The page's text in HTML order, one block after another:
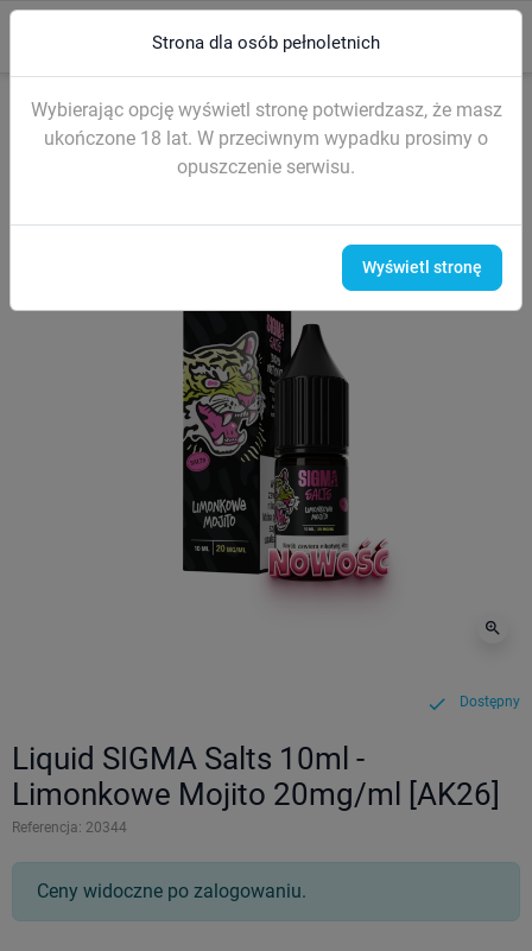
search
Strona główna LIQUIDY (sól nikotynowa) Liquidy SIGMA Salt 10ml
zoom_in
check Dostępny
Liquid SIGMA Salts 10ml -
Limonkowe Mojito 20mg/ml [AK26]
Referencja: 20344
Ceny widoczne po zalogowaniu.
Strona dla osób pełnoletnich
Wybierając opcję wyświetl stronę potwierdzasz, że masz
ukończone 18 lat. W przeciwnym wypadku prosimy o
opuszczenie serwisu.
Wyświetl stronę